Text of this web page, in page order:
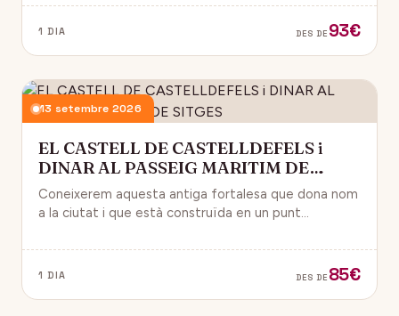
1 DIA DES DE 93€
13 setembre 2026
EL CASTELL DE CASTELLDEFELS i
DINAR AL PASSEIG MARITIM DE
SITGES
Coneixerem aquesta antiga fortalesa que dona nom
a la ciutat i que està construïda en un punt
1 DIA DES DE 85€